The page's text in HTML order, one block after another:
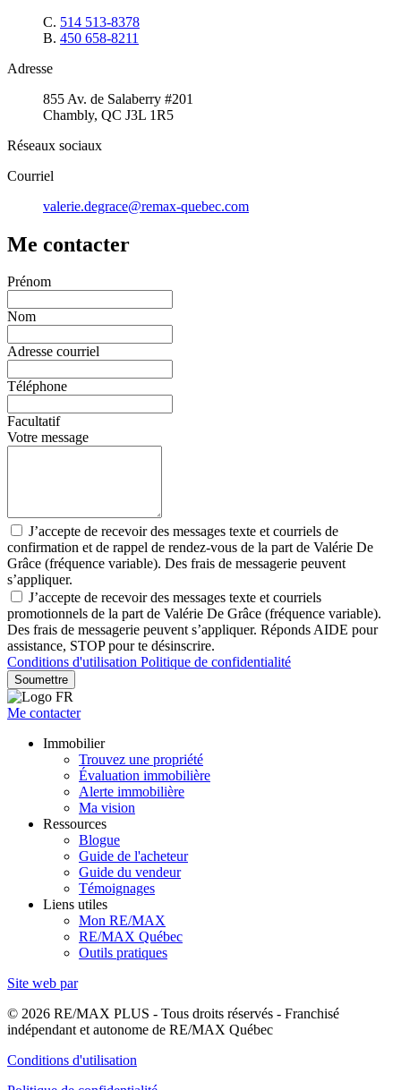
C. 514 513-8378
B. 450 658-8211
Adresse
855 Av. de Salaberry #201
Chambly, QC J3L 1R5
Réseaux sociaux
Courriel
valerie.degrace@remax-quebec.com
Me contacter
Prénom
Nom
Adresse courriel
Téléphone
Facultatif
Votre message
J’accepte de recevoir des messages texte et courriels de
confirmation et de rappel de rendez-vous de la part de Valérie De
Grâce (fréquence variable). Des frais de messagerie peuvent
s’appliquer.
J’accepte de recevoir des messages texte et courriels
promotionnels de la part de Valérie De Grâce (fréquence variable).
Des frais de messagerie peuvent s’appliquer. Réponds AIDE pour
assistance, STOP pour te désinscrire.
Conditions d'utilisation Politique de confidentialité
Soumettre
Me contacter
Immobilier
Trouvez une propriété
Évaluation immobilière
Alerte immobilière
Ma vision
Ressources
Blogue
Guide de l'acheteur
Guide du vendeur
Témoignages
Liens utiles
Mon RE/MAX
RE/MAX Québec
Outils pratiques
Site web par
© 2026 RE/MAX PLUS - Tous droits réservés - Franchisé
indépendant et autonome de RE/MAX Québec
Conditions d'utilisation